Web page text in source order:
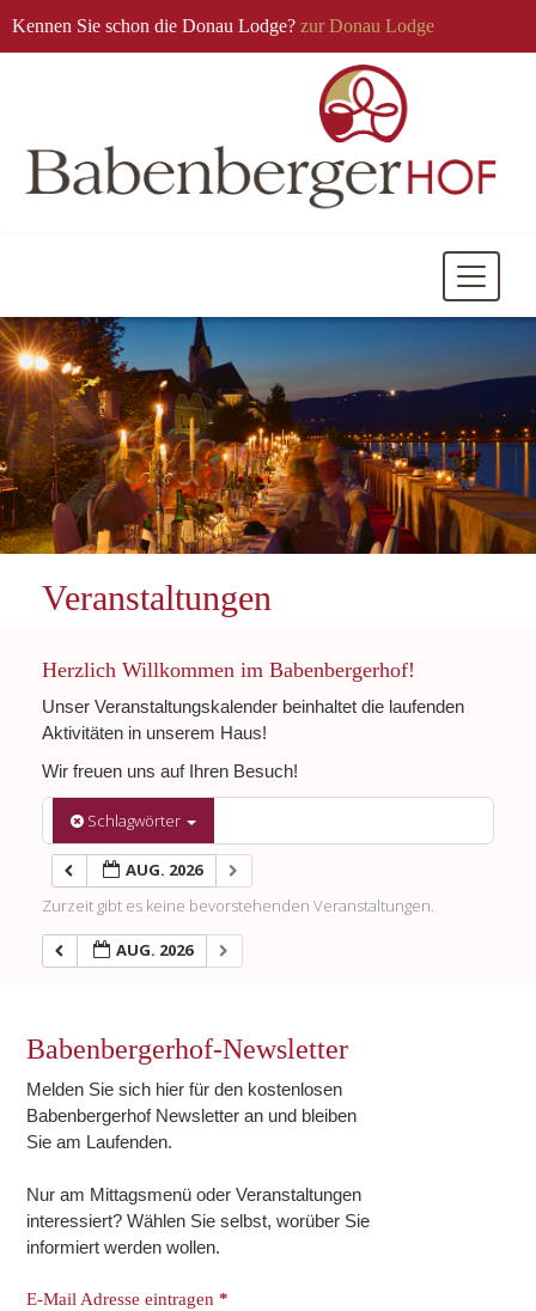
Kennen Sie schon die Donau Lodge? zur Donau Lodge
Mobile
Veranstaltungen
Herzlich Willkommen im Babenbergerhof!
Unser Veranstaltungskalender beinhaltet die laufenden
Aktivitäten in unserem Haus!
Wir freuen uns auf Ihren Besuch!
Schlagwörter
AUG. 2026
Zurzeit gibt es keine bevorstehenden Veranstaltungen.
AUG. 2026
Babenbergerhof-Newsletter
Melden Sie sich hier für den kostenlosen
Babenbergerhof Newsletter an und bleiben
Sie am Laufenden.
Nur am Mittagsmenü oder Veranstaltungen
interessiert? Wählen Sie selbst, worüber Sie
informiert werden wollen.
E-Mail Adresse eintragen*